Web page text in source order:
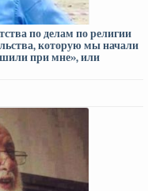
по делам по религии
которую мы начали
при мне», или